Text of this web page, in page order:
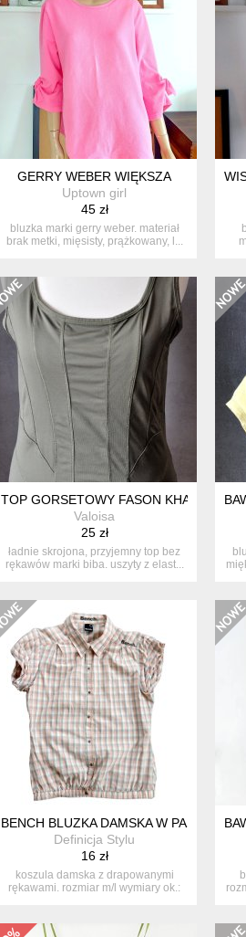
GERRY WEBER WIĘKSZA
Uptown girl
45 zł
bluzka marki gerry weber. materiał
brak metki, mięsisty, prążkowany, l...
TOP GORSETOWY FASON KHAKI
Valoisa
25 zł
ładnie skrojona, przyjemny top bez
rękawów marki biba. uszyty z elast...
BENCH BLUZKA DAMSKA W
Definicja Stylu
16 zł
koszula damska z drapowanymi
rękawami. rozmiar m/l wymiary ok.: